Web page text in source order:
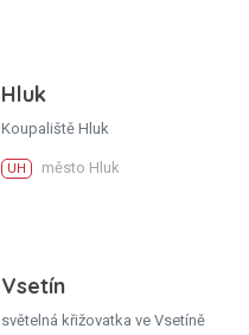
Hluk
Koupaliště Hluk
UH město Hluk
Vsetín
světelná křižovatka ve Vsetíně